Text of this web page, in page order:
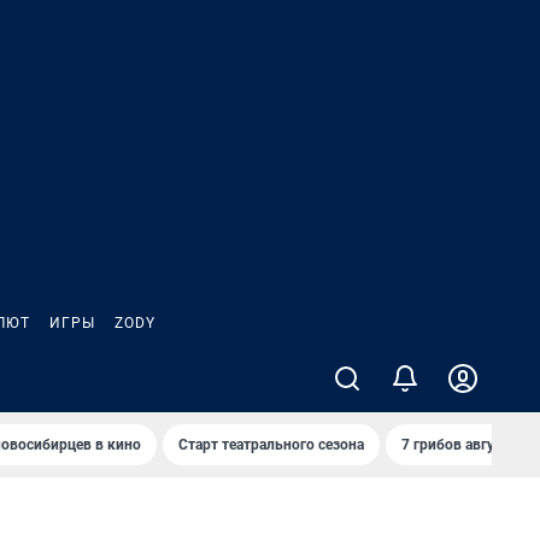
ИГРЫ ZODY
в кино Старт театрального сезона 7 грибов августа